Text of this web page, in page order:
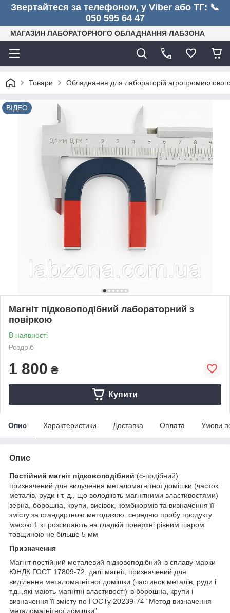
Звертайтеся за телефоном, у Viber або ТГ: 📞
050 595 64 47
МАГАЗИН ЛАБОРАТОРНОГО ОБЛАДНАННЯ ЛАБЗОНА
Товари Обладнання для лабораторій
ВІДЕО
Магніт підковоподібний лабораторний з
повіркою
В наявності
Роздріб
1 800 ₴
Купити
Опис Характеристики Доставка Оплата Умови
Опис
Постійний магніт підковоподібний (с-подібний)
призначений для вилучення металомагнітної домішки (часток
металів, руди і т. д., що володіють магнітними властивостями)
зерна, борошна, крупи, висівок, комбікормів та визначення її
змісту за стандартною методикою: середню пробу продукту
масою 1 кг розсипають на гладкій поверхні рівним шаром
товщиною не більше 5 мм
Призначення
Магніт постійний металевий підковоподібний із сплаву марки
ЮНДК ГОСТ 17809-72, далі магніт, призначений для
виділення металомагнітної домішки (частинок металів, руди і
т.д. ,які мають магнітні властивості) із борошна, крупи і
визначення її змісту по ГОСТу 20239-74 “Метод визначення
металомагнітної домішки”.